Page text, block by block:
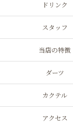
ドリンク
スタッフ
当店の特徴
ダーツ
カクテル
アクセス